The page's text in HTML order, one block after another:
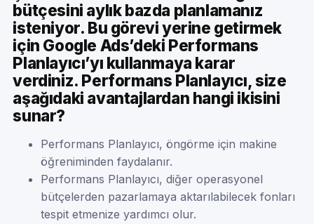
bütçesini aylık bazda planlamanız
isteniyor. Bu görevi yerine getirmek
için Google Ads’deki Performans
Planlayıcı’yı kullanmaya karar
verdiniz. Performans Planlayıcı, size
aşağıdaki avantajlardan hangi ikisini
sunar?
Performans Planlayıcı, öngörme için makine
öğreniminden faydalanır.
Performans Planlayıcı, diğer operasyonel
bütçelerden pazarlamaya aktarılabilecek fonları
tespit etmenize yardımcı olur.